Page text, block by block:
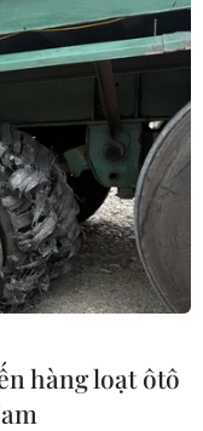
#SpaceX
hàng loạt ôtô